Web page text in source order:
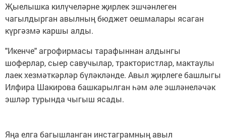
Җыелышка килүчеләрне җирлек эшчәнлеген
чагылдырган авылның бюджет оешмалары ясаган
күргәзмә каршы алды.
"Икенче" агрофирмасы тарафыннан алдынгы
шоферлар, сыер савучылар, трактористлар, мактаулы
лаек хезмәткәрләр бүләкләнде. Авыл җирлеге башлыгы
Илфира Шакирова башкарылган һәм әле эшләнеләчәк
эшләр турында чыгыш ясады.
Яңа елга багышланган инстаграмның авыл